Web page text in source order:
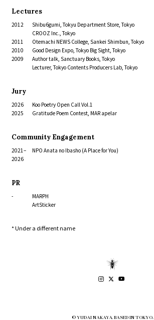
Lectures
2012
Shibu6gumi, Tokyu Department Store, Tokyo
CROOZ Inc., Tokyo
2011
Otemachi NEWS College, Sankei Shimbun, Tokyo
2010
Good Design Expo, Tokyo Big Sight, Tokyo
2009
Author talk, Sanctuary Books, Tokyo
Lecturer, Tokyo Contents Producers Lab, Tokyo
Jury
2026
Koo Poetry Open Call Vol.1
2025
Gratitude Poem Contest, MAR apelar
Community Engagement
2021–
2026
NPO Anata no Ibasho (A Place for You)
PR
-
MARPH
ArtSticker
* Under a different name
© YUDAI NAKAYA. BASED IN TOKYO.